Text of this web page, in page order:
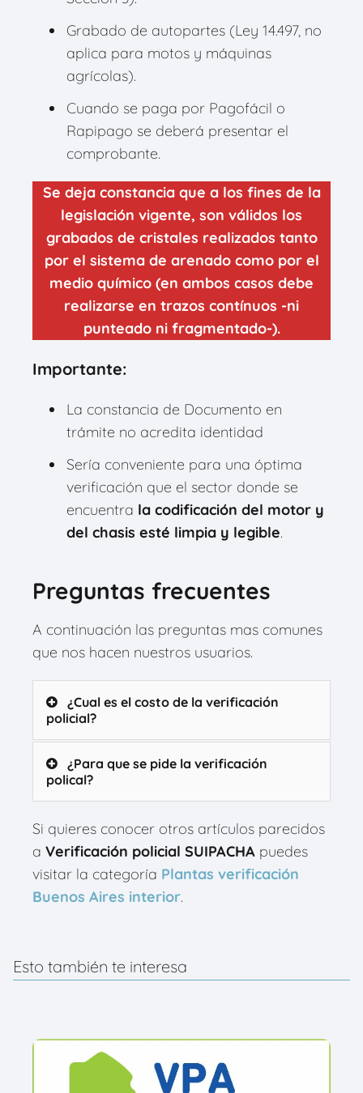
Grabado de autopartes (Ley 14.497, no
aplica para motos y máquinas
agrícolas).
Cuando se paga por Pagofácil o
Rapipago se deberá presentar el
comprobante.
Se deja constancia que a los fines de la
legislación vigente, son válidos los
grabados de cristales realizados tanto
por el sistema de arenado como por el
medio químico (en ambos casos debe
realizarse en trazos contínuos -ni
punteado ni fragmentado-).
Importante:
La constancia de Documento en
trámite no acredita identidad
Sería conveniente para una óptima
verificación que el sector donde se
encuentra la codificación del motor y
del chasis esté limpia y legible.
Preguntas frecuentes
A continuación las preguntas mas comunes
que nos hacen nuestros usuarios.
¿Cual es el costo de la verificación
policial?
¿Para que se pide la verificación
polical?
Si quieres conocer otros artículos parecidos
a Verificación policial SUIPACHA puedes
visitar la categoría Plantas verificación
Buenos Aires interior.
Esto también te interesa